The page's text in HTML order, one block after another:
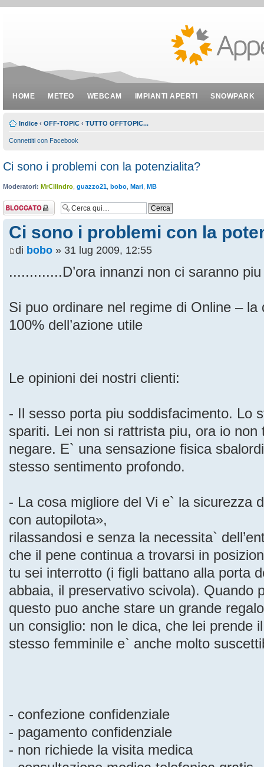
HOME METEO WEBCAM IMPIANTI APERTI SNOWPARK
Indice ‹ OFF-TOPIC ‹ TUTTO OFFTOPIC...
Connettiti con Facebook
Ci sono i problemi con la potenzialita?
Moderatori: MrCilindro guazzo21 bobo Mari MB
Argomento
bloccato
Ci sono i problemi con la
di bobo » 31 lug 2009, 12:55
.............D’ora innanzi non ci saranno piu
Si puo ordinare nel regime di Online –
100% dell’azione utile
Le opinioni dei nostri clienti:
- Il sesso porta piu soddisfacimento. Lo
spariti. Lei non si rattrista piu, ora io
negare. E` una sensazione fisica
stesso sentimento profondo.
- La cosa migliore del Vi e` la sicurezza
con autopilota»,
rilassandosi e senza la necessita`
che il pene continua a trovarsi in
tu sei interrotto (i figli battano alla porta
abbaia, il preservativo scivola). Quando
questo puo anche stare un grande
un consiglio: non le dica, che lei prende
stesso femminile e` anche molto
- confezione confidenziale
- pagamento confidenziale
- non richiede la visita medica